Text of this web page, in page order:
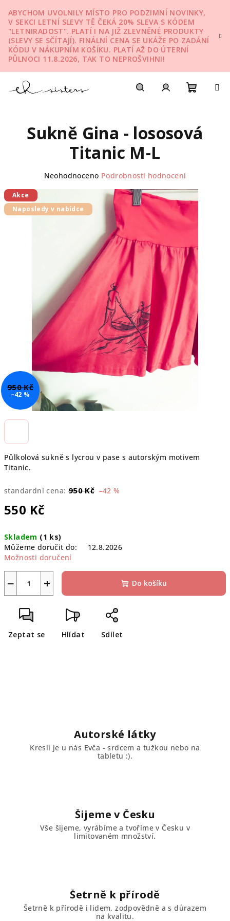
na
obsah
ABYCHOM UVOLNILY MÍSTO PRO PODZIMNÍ NOVINKY,
V SEKCI LETNÍ SLEVY TĚ ČEKÁ 20% SLEVA S KÓDEM
"LETNIRADOST". PLATÍ I NA JIŽ ZLEVNĚNÉ PRODUKTY
(SLEVY SE SČÍTAJÍ). FINÁLNÍ CENA SE UKÁŽE PO ZADÁNÍ
KÓDU V NÁKUPNÍM KOŠÍKU. PLATÍ AŽ DO ÚTERNÍ
PŮLNOCI 11.8.2026, TAK TO NEPROŠVIHNI!
košík
Půlkolová sukně s lycrou v pase s autorským motivem
Titanic.
standardní cena: 950 Kč –42 %
550 Kč
cena:
Skladem (1 ks)
Můžeme doručit do:
12.8.2026
Možnosti doručení
+
− Do košíku
Zeptat se Hlídat Sdílet
Sukně Gina - lososová
Titanic M-L
produktu
je
0,0
Neohodnoceno Podrobnosti hodnocení
Akce
Naposledy v nabídce
950 Kč
–42 %
Autorské látky
Kreslí je u nás Evča - srdcem a tužkou nebo na
tabletu :).
Šijeme v Česku
Vše šijeme, vyrábíme a tvoříme v Česku v
limitovaném množství.
Šetrně k přírodě
Šetrně k přírodě i lidem, zodpovědně a s důrazem
na kvalitu.